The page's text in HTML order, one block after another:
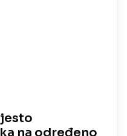
na određeno